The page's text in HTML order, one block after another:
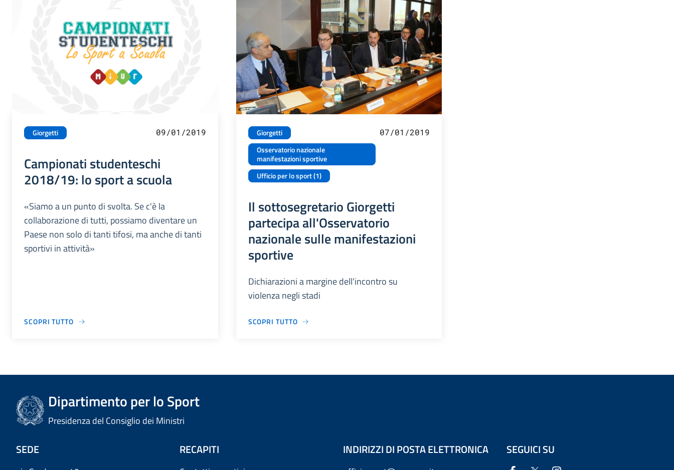
Giorgetti 09/01/2019
Campionati studenteschi
2018/19: lo sport a scuola
«Siamo a un punto di svolta. Se c'è la
collaborazione di tutti, possiamo diventare un
Paese non solo di tanti tifosi, ma anche di tanti
sportivi in attività»
SCOPRI TUTTO
Giorgetti
Osservatorio nazionale
manifestazioni sportive
Ufficio per lo sport (1)
07/01/2019
Il sottosegretario Giorgetti
partecipa all'Osservatorio
nazionale sulle manifestazioni
sportive
Dichiarazioni a margine dell'incontro su
violenza negli stadi
SCOPRI TUTTO
Dipartimento per lo Sport
Presidenza del Consiglio dei Ministri
SEDE RECAPITI INDIRIZZI DI POSTA ELETTRONICA SEGUICI SU